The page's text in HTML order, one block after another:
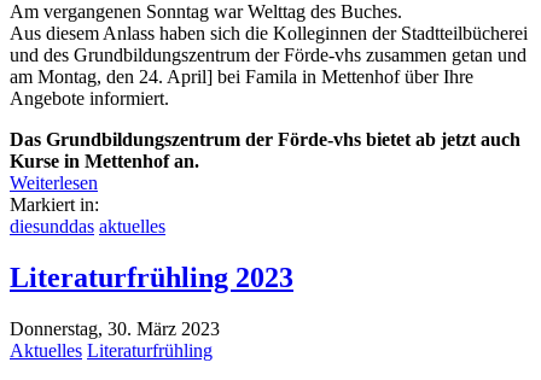
Am vergangenen Sonntag war Welttag des Buches.
Aus diesem Anlass haben sich die Kolleginnen der Stadtteilbücherei
und des Grundbildungszentrum der Förde-vhs zusammen getan und
am Montag, den 24. April] bei Famila in Mettenhof über Ihre
Angebote informiert.
Das Grundbildungszentrum der Förde-vhs bietet ab jetzt auch
Kurse in Mettenhof an.
Weiterlesen
Markiert in:
diesunddas aktuelles
Literaturfrühling 2023
Donnerstag, 30. März 2023
Aktuelles Literaturfrühling